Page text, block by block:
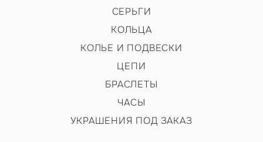
СЕРЬГИ
КОЛЬЦА
КОЛЬЕ И ПОДВЕСКИ
ЦЕПИ
БРАСЛЕТЫ
ЧАСЫ
УКРАШЕНИЯ ПОД ЗАКАЗ